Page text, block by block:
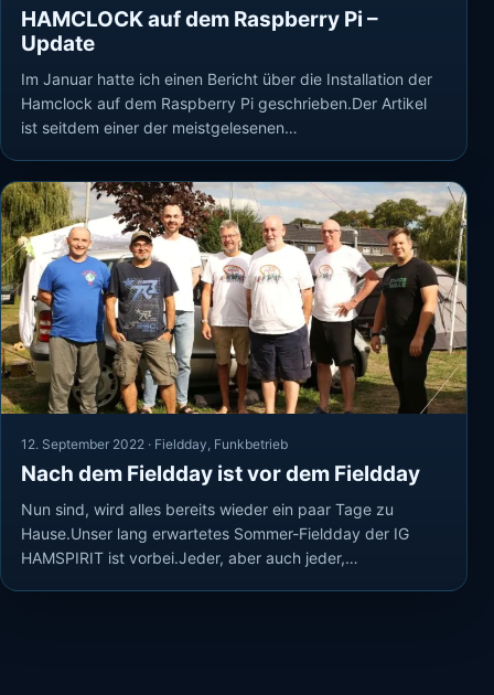
HAMCLOCK auf dem Raspberry Pi –
Update
Im Januar hatte ich einen Bericht über die Installation der
Hamclock auf dem Raspberry Pi geschrieben.Der Artikel
ist seitdem einer der meistgelesenen…
12. September 2022 · Fieldday, Funkbetrieb
Nach dem Fieldday ist vor dem Fieldday
Nun sind, wird alles bereits wieder ein paar Tage zu
Hause.Unser lang erwartetes Sommer-Fieldday der IG
HAMSPIRIT ist vorbei.Jeder, aber auch jeder,…